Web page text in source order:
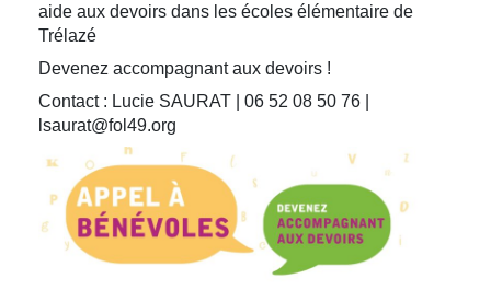
aide aux devoirs dans les écoles élémentaire de
Trélazé
Devenez accompagnant aux devoirs !
Contact : Lucie SAURAT | 06 52 08 50 76 |
lsaurat@fol49.org